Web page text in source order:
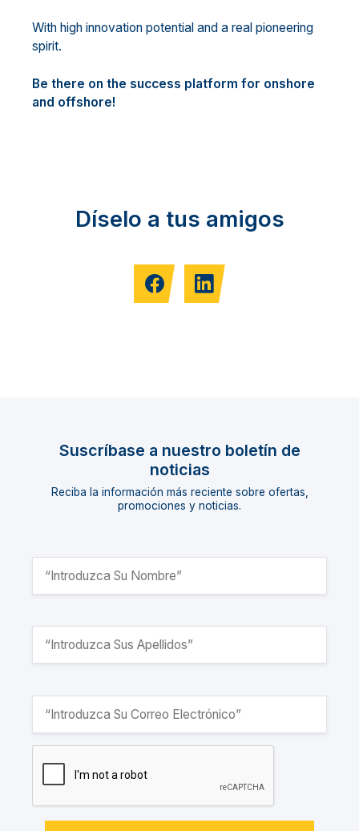
With high innovation potential and a real pioneering
spirit.
Be there on the success platform for onshore
and offshore!
Díselo a tus amigos
Suscríbase a nuestro boletín de
noticias
Reciba la información más reciente sobre ofertas,
promociones y noticias.